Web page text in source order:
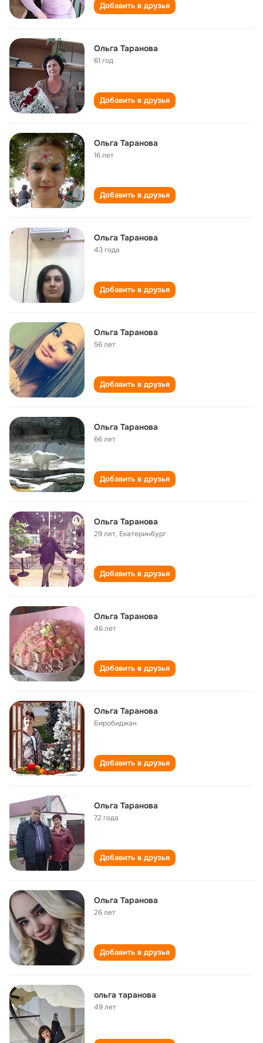
Добавить в друзья
Ольга Таранова
61 год
Добавить в друзья
Ольга Таранова
16 лет
Добавить в друзья
Ольга Таранова
43 года
Добавить в друзья
Ольга Таранова
56 лет
Добавить в друзья
Ольга Таранова
66 лет
Добавить в друзья
Ольга Таранова
29 лет, Екатеринбург
Добавить в друзья
Ольга Таранова
46 лет
Добавить в друзья
Ольга Таранова
Биробиджан
Добавить в друзья
Ольга Таранова
72 года
Добавить в друзья
Ольга Таранова
26 лет
Добавить в друзья
ольга таранова
49 лет